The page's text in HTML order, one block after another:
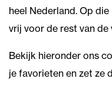
heel Nederland. Op
vrij voor de rest van
Bekijk hieronder ons
je favorieten en zet ze